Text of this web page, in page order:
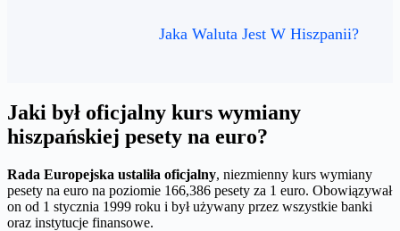
Jaka Waluta Jest W Hiszpanii?
Jaki był oficjalny kurs wymiany
hiszpańskiej pesety na euro?
Rada Europejska ustaliła oficjalny, niezmienny kurs wymiany
pesety na euro na poziomie 166,386 pesety za 1 euro. Obowiązywał
on od 1 stycznia 1999 roku i był używany przez wszystkie banki
oraz instytucje finansowe.